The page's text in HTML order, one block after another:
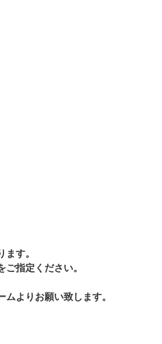
す。
ご指定ください。
よりお願い致します。